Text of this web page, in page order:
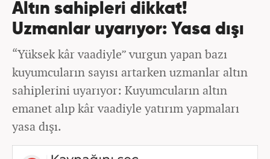
Altın sahipleri dikkat!
Uzmanlar uyarıyor: Yasa dışı
“Yüksek kâr vaadiyle” vurgun yapan bazı
kuyumcuların sayısı artarken uzmanlar altın
sahiplerini uyarıyor: Kuyumcuların altın
emanet alıp kâr vaadiyle yatırım yapmaları
yasa dışı.